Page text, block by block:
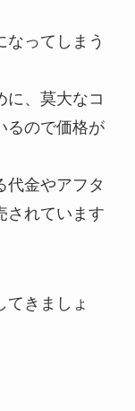
なってしまう
に、莫大なコ
るので価格が
代金やアフタ
されています
てきましょ